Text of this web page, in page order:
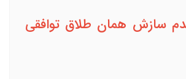
سازش همان طلاق توافقی